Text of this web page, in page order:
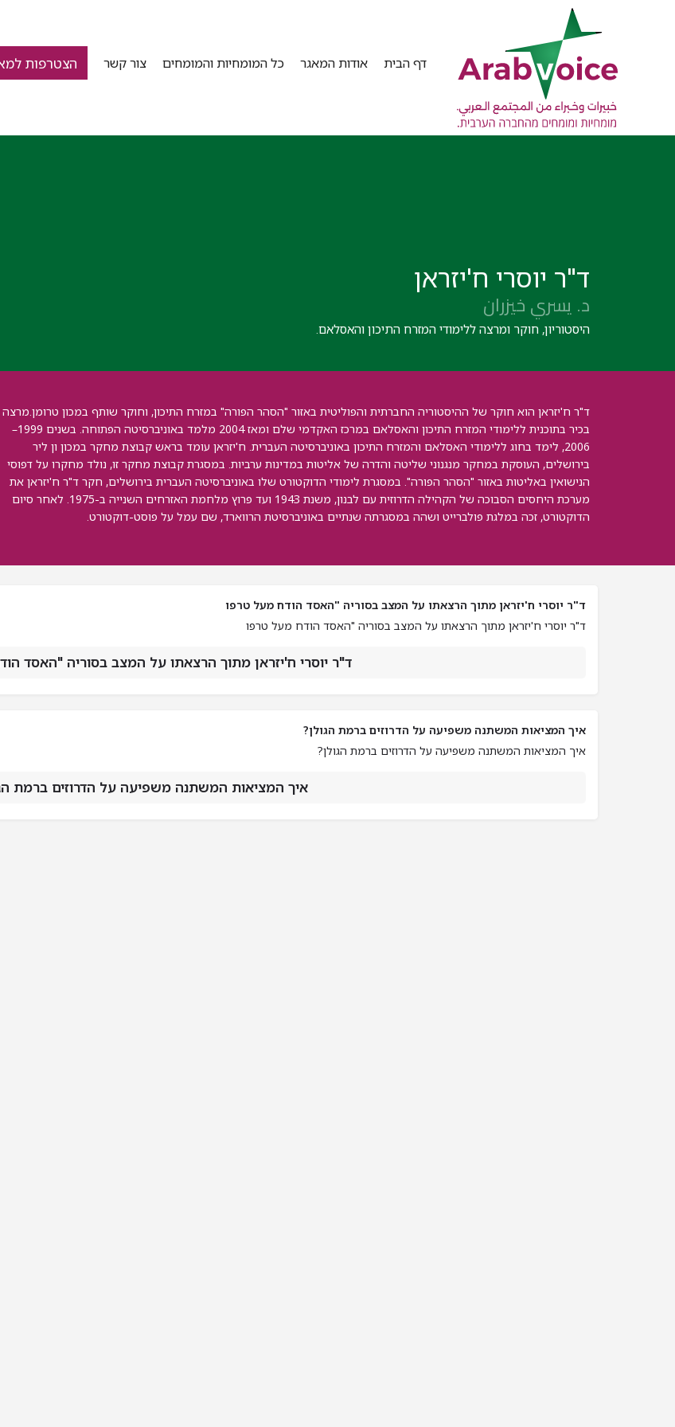
דף הבית אודות המאגר כל המומחיות והמומחים צור קשר הצטרפות
ד"ר יוסרי ח'יזראן
د. يسري خيزران
היסטוריון, חוקר ומרצה ללימודי המזרח התיכון והאסלאם.
ד"ר ח'יזראן הוא חוקר של ההיסטוריה החברתית והפוליטית באזור "הסהר הפורה" במזרח התיכון, וחוקר שותף במכון טרומן.מרצה
בכיר בתוכנית ללימודי המזרח התיכון והאסלאם במרכז האקדמי שלם ומאז 2004 מלמד באוניברסיטה הפתוחה. בשנים 1999–
2006, לימד בחוג ללימודי האסלאם והמזרח התיכון באוניברסיטה העברית. ח'יזראן עומד בראש קבוצת מחקר במכון ון ליר
בירושלים, העוסקת במחקר מנגנוני שליטה והדרה של אליטות במדינות ערביות. במסגרת קבוצת מחקר זו, נולד מחקרו על דפוסי
הנישואין באליטות באזור "הסהר הפורה". במסגרת לימודי הדוקטורט שלו באוניברסיטה העברית בירושלים, חקר ד"ר ח'יזראן את
מערכת היחסים הסבוכה של הקהילה הדרוזית עם לבנון, משנת 1943 ועד פרוץ מלחמת האזרחים השנייה ב-1975. לאחר סיום
הדוקטורט, זכה במלגת פולברייט ושהה במסגרתה שנתיים באוניברסיטת הרווארד, שם עמל על פוסט-דוקטורט.
ד"ר יוסרי ח'יזראן מתוך הרצאתו על המצב בסוריה "האסד הודח מעל טרפו
ד"ר יוסרי ח'יזראן מתוך הרצאתו על המצב בסוריה "האסד הודח מעל טרפו
ד"ר יוסרי ח'יזראן מתוך הרצאתו על המצב בסוריה "האסד
איך המציאות המשתנה משפיעה על הדרוזים ברמת הגולן?
איך המציאות המשתנה משפיעה על הדרוזים ברמת הגולן?
איך המציאות המשתנה משפיעה על הדרוזים ברמת